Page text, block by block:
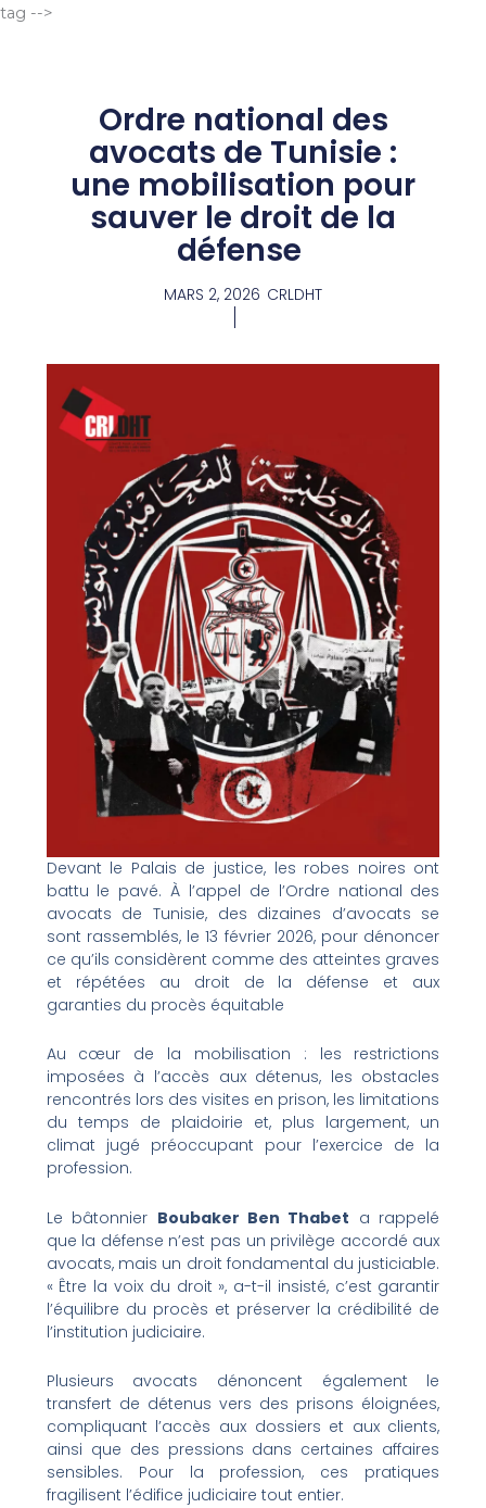
tag -->
Ordre national des
avocats de Tunisie :
une mobilisation pour
sauver le droit de la
défense
MARS 2, 2026 CRLDHT
Devant le Palais de justice, les robes noires ont
battu le pavé. À l’appel de l’Ordre national des
avocats de Tunisie, des dizaines d’avocats se
sont rassemblés, le 13 février 2026, pour dénoncer
ce qu’ils considèrent comme des atteintes graves
et répétées au droit de la défense et aux
garanties du procès équitable
Au cœur de la mobilisation : les restrictions
imposées à l’accès aux détenus, les obstacles
rencontrés lors des visites en prison, les limitations
du temps de plaidoirie et, plus largement, un
climat jugé préoccupant pour l’exercice de la
profession.
Le bâtonnier Boubaker Ben Thabet a rappelé
que la défense n’est pas un privilège accordé aux
avocats, mais un droit fondamental du justiciable.
« Être la voix du droit », a-t-il insisté, c’est garantir
l’équilibre du procès et préserver la crédibilité de
l’institution judiciaire.
Plusieurs avocats dénoncent également le
transfert de détenus vers des prisons éloignées,
compliquant l’accès aux dossiers et aux clients,
ainsi que des pressions dans certaines affaires
sensibles. Pour la profession, ces pratiques
fragilisent l’édifice judiciaire tout entier.